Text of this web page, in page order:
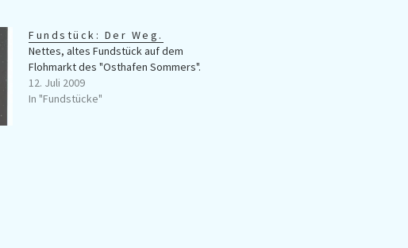
Fundstück: Der Weg.
Nettes, altes Fundstück auf dem
Flohmarkt des "Osthafen Sommers".
12. Juli 2009
In "Fundstücke"